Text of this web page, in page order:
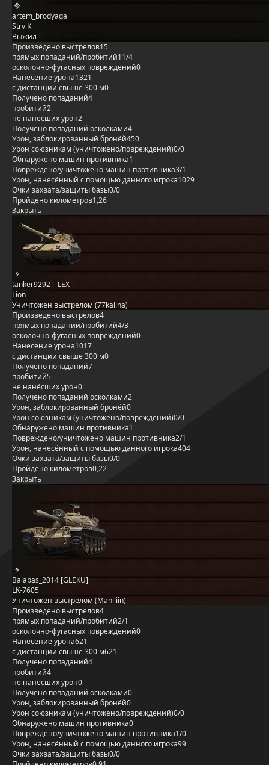
artem_brodyaga
Strv K
Выжил
Произведено выстрелов15
прямых попаданий/пробитий11/4
осколочно-фугасных повреждений0
Нанесение урона1321
с дистанции свыше 300 м0
Получено попаданий4
пробитий2
не нанёсших урон2
Получено попаданий осколками4
Урон, заблокированный бронёй450
Урон союзникам (уничтожено/повреждений)0/0
Обнаружено машин противника1
Повреждено/уничтожено машин противника3/1
Урон, нанесённый с помощью данного игрока1029
Очки захвата/защиты базы0/0
Пройдено километров1,26
Закрыть
tanker9292 [_LEX_]
Lion
Уничтожен выстрелом (77kalina)
Произведено выстрелов4
прямых попаданий/пробитий4/3
осколочно-фугасных повреждений0
Нанесение урона1017
с дистанции свыше 300 м0
Получено попаданий7
пробитий5
не нанёсших урон0
Получено попаданий осколками2
Урон, заблокированный бронёй0
Урон союзникам (уничтожено/повреждений)0/0
Обнаружено машин противника1
Повреждено/уничтожено машин противника2/1
Урон, нанесённый с помощью данного игрока404
Очки захвата/защиты базы0/0
Пройдено километров0,22
Закрыть
Balabas_2014 [GLEKU]
LK-7605
Уничтожен выстрелом (Maniliin)
Произведено выстрелов4
прямых попаданий/пробитий2/1
осколочно-фугасных повреждений0
Нанесение урона621
с дистанции свыше 300 м621
Получено попаданий4
пробитий4
не нанёсших урон0
Получено попаданий осколками0
Урон, заблокированный бронёй0
Урон союзникам (уничтожено/повреждений)0/0
Обнаружено машин противника0
Повреждено/уничтожено машин противника1/0
Урон, нанесённый с помощью данного игрока99
Очки захвата/защиты базы0/0